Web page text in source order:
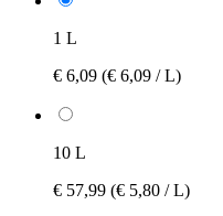
1 L
€ 6,09 (€ 6,09 / L)
10 L
€ 57,99 (€ 5,80 / L)